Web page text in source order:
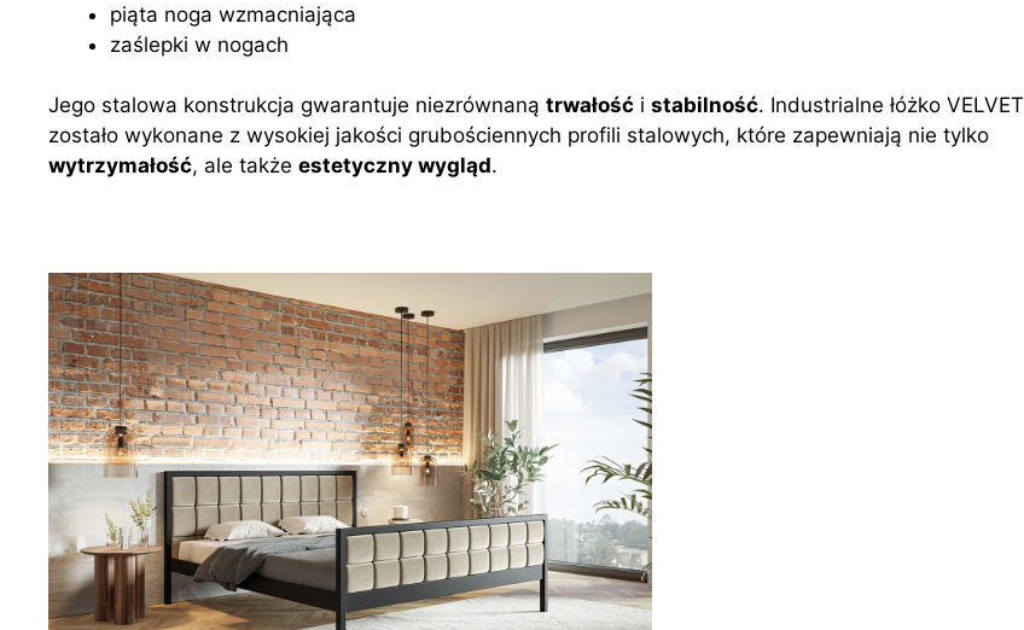
piąta noga wzmacniająca
zaślepki w nogach
Jego stalowa konstrukcja gwarantuje niezrównaną trwałość i stabilność. Industrialne łóżko VELVET
zostało wykonane z wysokiej jakości grubościennych profili stalowych, które zapewniają nie tylko
wytrzymałość, ale także estetyczny wygląd.